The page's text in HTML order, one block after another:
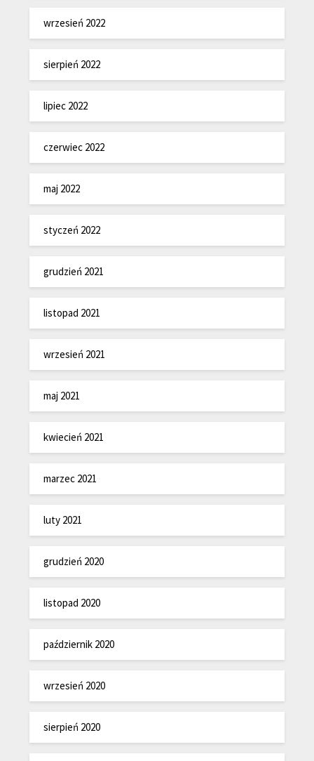
wrzesień 2022
sierpień 2022
lipiec 2022
czerwiec 2022
maj 2022
styczeń 2022
grudzień 2021
listopad 2021
wrzesień 2021
maj 2021
kwiecień 2021
marzec 2021
luty 2021
grudzień 2020
listopad 2020
październik 2020
wrzesień 2020
sierpień 2020